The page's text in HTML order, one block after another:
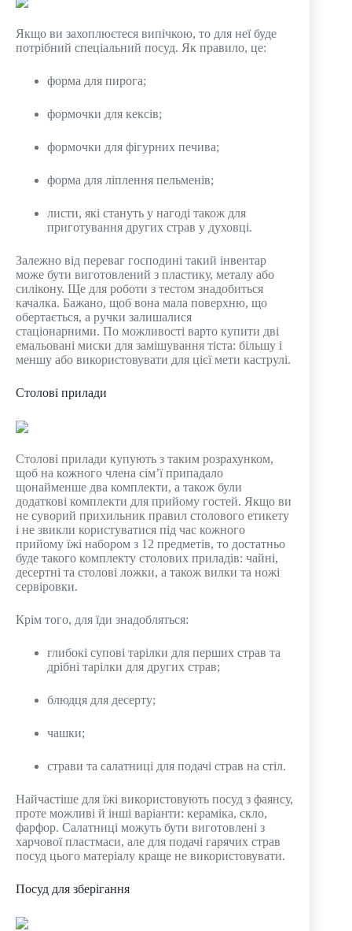
Якщо ви захоплюєтеся випічкою, то для неї буде
потрібний спеціальний посуд. Як правило, це:
форма для пирога;
формочки для кексів;
формочки для фігурних печива;
форма для ліплення пельменів;
листи, які стануть у нагоді також для
приготування других страв у духовці.
Залежно від переваг господині такий інвентар
може бути виготовлений з пластику, металу або
силікону. Ще для роботи з тестом знадобиться
качалка. Бажано, щоб вона мала поверхню, що
обертається, а ручки залишалися
стаціонарними. По можливості варто купити дві
емальовані миски для замішування тіста: більшу і
меншу або використовувати для цієї мети каструлі.
Столові прилади
Столові прилади купують з таким розрахунком,
щоб на кожного члена сім’ї припадало
щонайменше два комплекти, а також були
додаткові комплекти для прийому гостей. Якщо ви
не суворий прихильник правил столового етикету
і не звикли користуватися під час кожного
прийому їжі набором з 12 предметів, то достатньо
буде такого комплекту столових приладів: чайні,
десертні та столові ложки, а також вилки та ножі
сервіровки.
Крім того, для їди знадобляться:
глибокі супові тарілки для перших страв та
дрібні тарілки для других страв;
блюдця для десерту;
чашки;
страви та салатниці для подачі страв на стіл.
Найчастіше для їжі використовують посуд з фаянсу,
проте можливі й інші варіанти: кераміка, скло,
фарфор. Салатниці можуть бути виготовлені з
харчової пластмаси, але для подачі гарячих страв
посуд цього матеріалу краще не використовувати.
Посуд для зберігання